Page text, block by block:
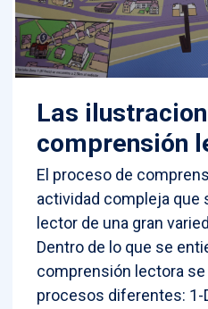
Las
comprensión
El proceso de
actividad compleja que
lector de una gran
Dentro de lo que se
comprensión lectora
procesos diferentes: 1-